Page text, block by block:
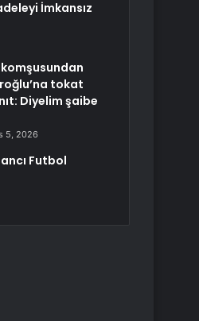
İmkansız
komşusundan
tokat
Diyelim şaibe
5, 2026
Futbol